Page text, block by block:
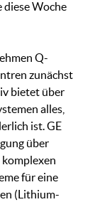
diese Woche
Q-
zunächst
bietet über
alles,
ist. GE
über
für eine
(Lithium-